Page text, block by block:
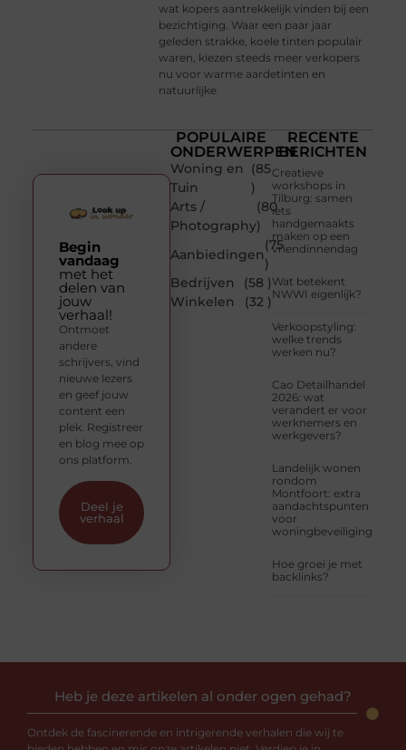
wat kopers aantrekkelijk vinden bij een
bezichtiging. Waar een paar jaar
geleden strakke, koele tinten populair
waren, kiezen steeds meer verkopers
nu voor warme aardetinten en
natuurlijke
POPULAIRE
ONDERWERPEN
Woning en
Tuin
(85
)
Arts /
Photography
(80
)
Aanbiedingen
(75
)
Bedrijven
(58 )
Winkelen
(32 )
RECENTE
BERICHTEN
Creatieve
workshops in
Tilburg: samen
iets
handgemaakts
maken op een
vriendinnendag
Wat betekent
NWWI eigenlijk?
Verkoopstyling:
welke trends
werken nu?
Cao Detailhandel
2026: wat
verandert er voor
werknemers en
werkgevers?
Landelijk wonen
rondom
Montfoort: extra
aandachtspunten
voor
woningbeveiliging
Hoe groei je met
backlinks?
Begin
vandaag
met het
delen van
jouw
verhaal!
Ontmoet
andere
schrijvers, vind
nieuwe lezers
en geef jouw
content een
plek. Registreer
en blog mee op
ons platform.
Deel je
verhaal
Heb je deze artikelen al onder ogen gehad?
Ontdek de fascinerende en intrigerende verhalen die wij te